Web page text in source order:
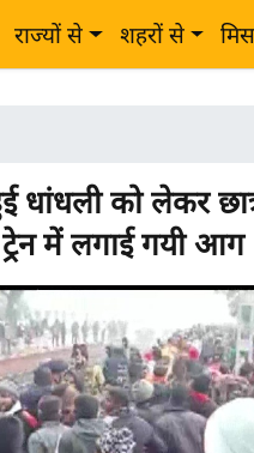
राज्यों से शहरों से
धांधली को लेकर
में लगाई गयी आग